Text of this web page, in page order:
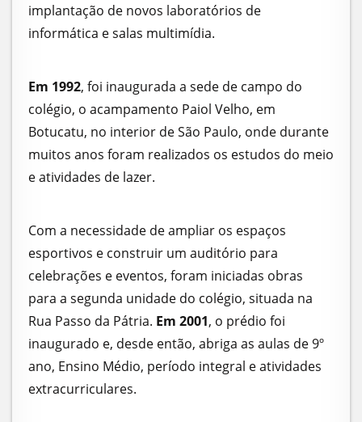
implantação de novos laboratórios de
informática e salas multimídia.
Em 1992, foi inaugurada a sede de campo do
colégio, o acampamento Paiol Velho, em
Botucatu, no interior de São Paulo, onde durante
muitos anos foram realizados os estudos do meio
e atividades de lazer.
Com a necessidade de ampliar os espaços
esportivos e construir um auditório para
celebrações e eventos, foram iniciadas obras
para a segunda unidade do colégio, situada na
Rua Passo da Pátria. Em 2001, o prédio foi
inaugurado e, desde então, abriga as aulas de 9º
ano, Ensino Médio, período integral e atividades
extracurriculares.